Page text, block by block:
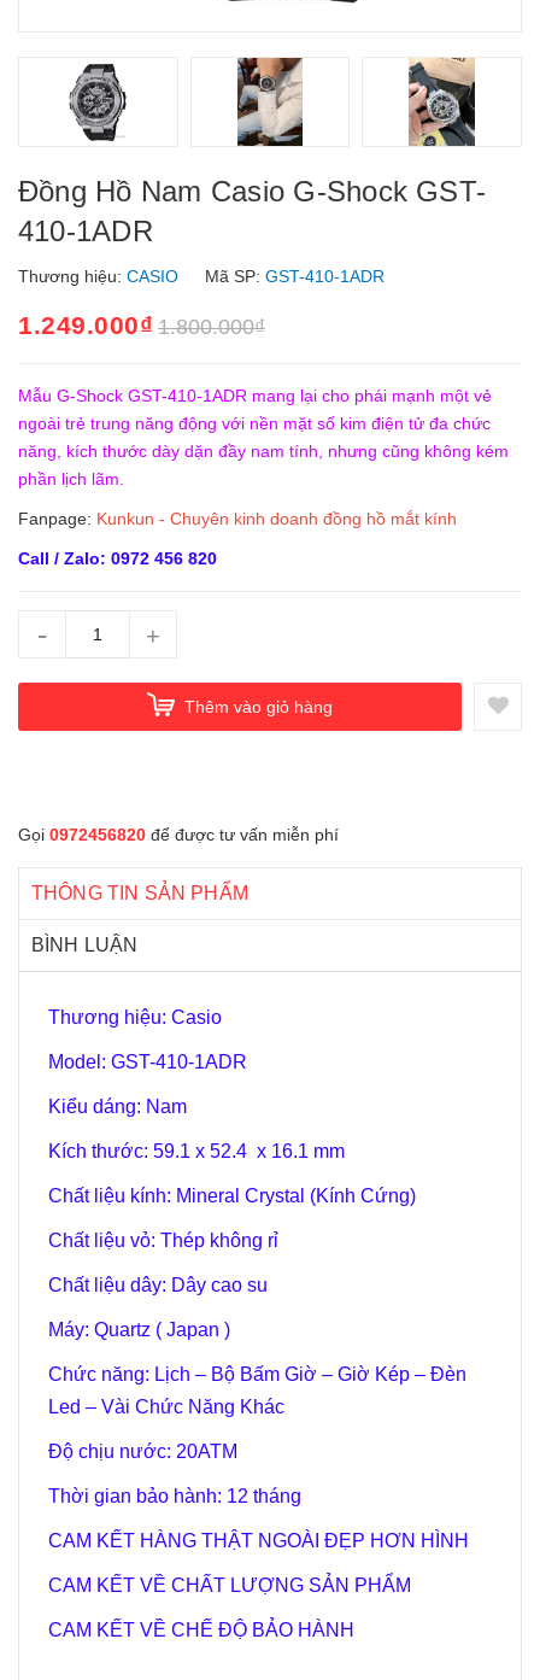
Đồng Hồ Nam Casio G-Shock GST-
410-1ADR
Thương hiệu: CASIO Mã SP: GST-410-1ADR
1.249.000₫ 1.800.000₫
Mẫu G-Shock GST-410-1ADR mang lại cho phái mạnh một vẻ
ngoài trẻ trung năng động với nền mặt số kim điện tử đa chức
năng, kích thước dày dặn đầy nam tính, nhưng cũng không kém
phần lịch lãm.
Fanpage: Kunkun - Chuyên kinh doanh đồng hồ mắt kính
Call / Zalo: 0972 456 820
- +
Thêm vào giỏ hàng
Gọi 0972456820 để được tư vấn miễn phí
THÔNG TIN SẢN PHẨM
BÌNH LUẬN
Thương hiệu: Casio
Model: GST-410-1ADR
Kiểu dáng: Nam
Kích thước: 59.1 x 52.4 x 16.1 mm
Chất liệu kính: Mineral Crystal (Kính Cứng)
Chất liệu vỏ: Thép không rỉ
Chất liệu dây: Dây cao su
Máy: Quartz ( Japan )
Chức năng: Lịch – Bộ Bấm Giờ – Giờ Kép – Đèn
Led – Vài Chức Năng Khác
Độ chịu nước: 20ATM
Thời gian bảo hành: 12 tháng
CAM KẾT HÀNG THẬT NGOÀI ĐẸP HƠN HÌNH
CAM KẾT VỀ CHẤT LƯỢNG SẢN PHẨM
CAM KẾT VỀ CHẾ ĐỘ BẢO HÀNH